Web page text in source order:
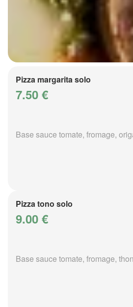
Pizza margarita solo
7.50 €
Base sauce tomate, fromage,
Pizza tono solo
9.00 €
Base sauce tomate, fromage,